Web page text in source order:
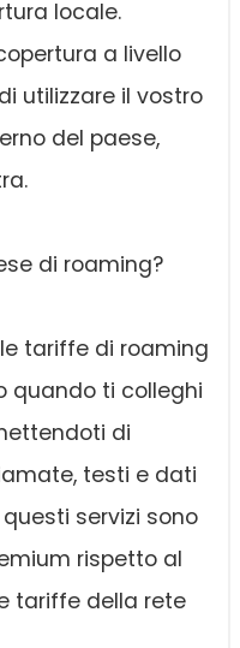
locale.
a livello
utilizzare il vostro
del paese,
di roaming?
tariffe di roaming
quando ti colleghi
di
testi e dati
servizi sono
rispetto al
tariffe della rete